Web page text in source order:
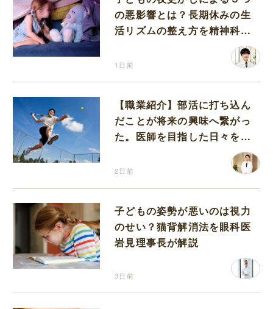
の悪影響とは？長期休みの生
活リズムの整え方を精神科医
1日前
【職業紹介】部活に打ち込ん
だことが将来の興味へ繋がっ
た。医師を目指した日々を振
2日前
子どもの姿勢が悪いのは視力
のせい？猫背解消法を眼科医
岩見理事長が解説
3日前